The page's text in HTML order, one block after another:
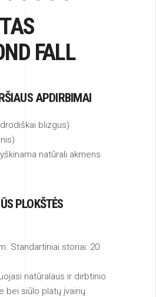
FALL
APDIRBIMAI
blizgus)
natūrali akmens
PLOKŠTĖS
Standartiniai storiai: 20
natūralaus ir dirbtinio
bei siūlo platų įvairių